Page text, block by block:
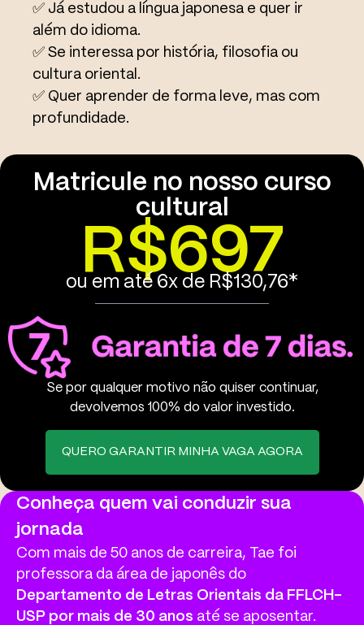
✅ Já estudou a língua japonesa e quer ir
além do idioma.
✅ Se interessa por história, filosofia ou
cultura oriental.
✅ Quer aprender de forma leve, mas com
profundidade.
Matricule no nosso curso
cultural
R$697
ou em até 6x de R$130,76*
Se por qualquer motivo não quiser continuar,
devolvemos 100% do valor investido.
QUERO GARANTIR MINHA VAGA AGORA
Conheça quem vai conduzir sua
jornada
Com mais de 50 anos de carreira, Tae foi
professora da área de japonês do
Departamento de Letras Orientais da FFLCH-
USP por mais de 30 anos até se aposentar.